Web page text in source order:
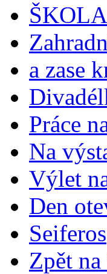
a zase
Práce
Na
Výlet
Den
Seiferos
Zpět